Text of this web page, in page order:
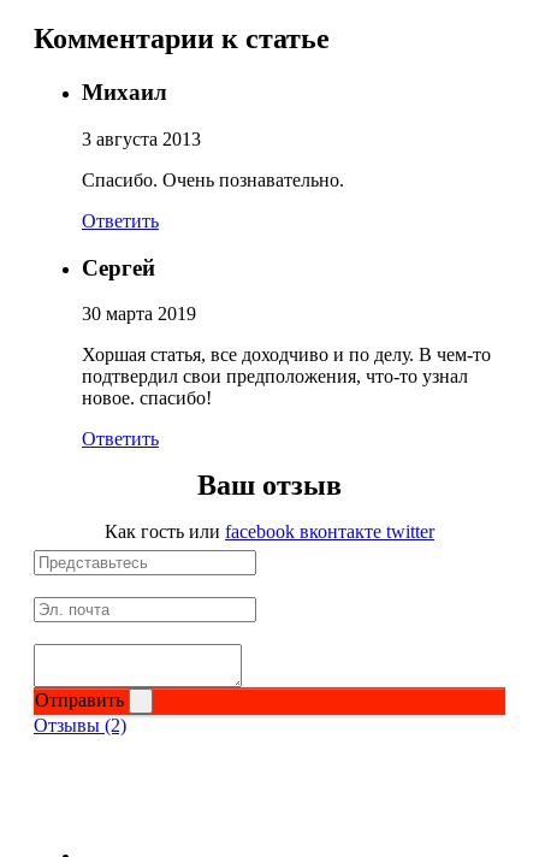
Комментарии к статье
Михаил
3 августа 2013
Спасибо. Очень познавательно.
Ответить
Сергей
30 марта 2019
Хоршая статья, все доходчиво и по делу. В чем-то
подтвердил свои предположения, что-то узнал
новое. спасибо!
Ответить
Ваш отзыв
Как гость или facebook вконтакте twitter
Отправить
Отзывы (2)